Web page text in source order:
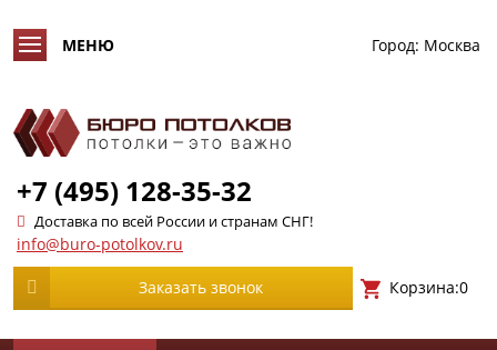
Город: Москва
+7 (495) 128-35-32
Доставка по всей России и странам СНГ!
info@buro-potolkov.ru
Заказать звонок Корзина:0